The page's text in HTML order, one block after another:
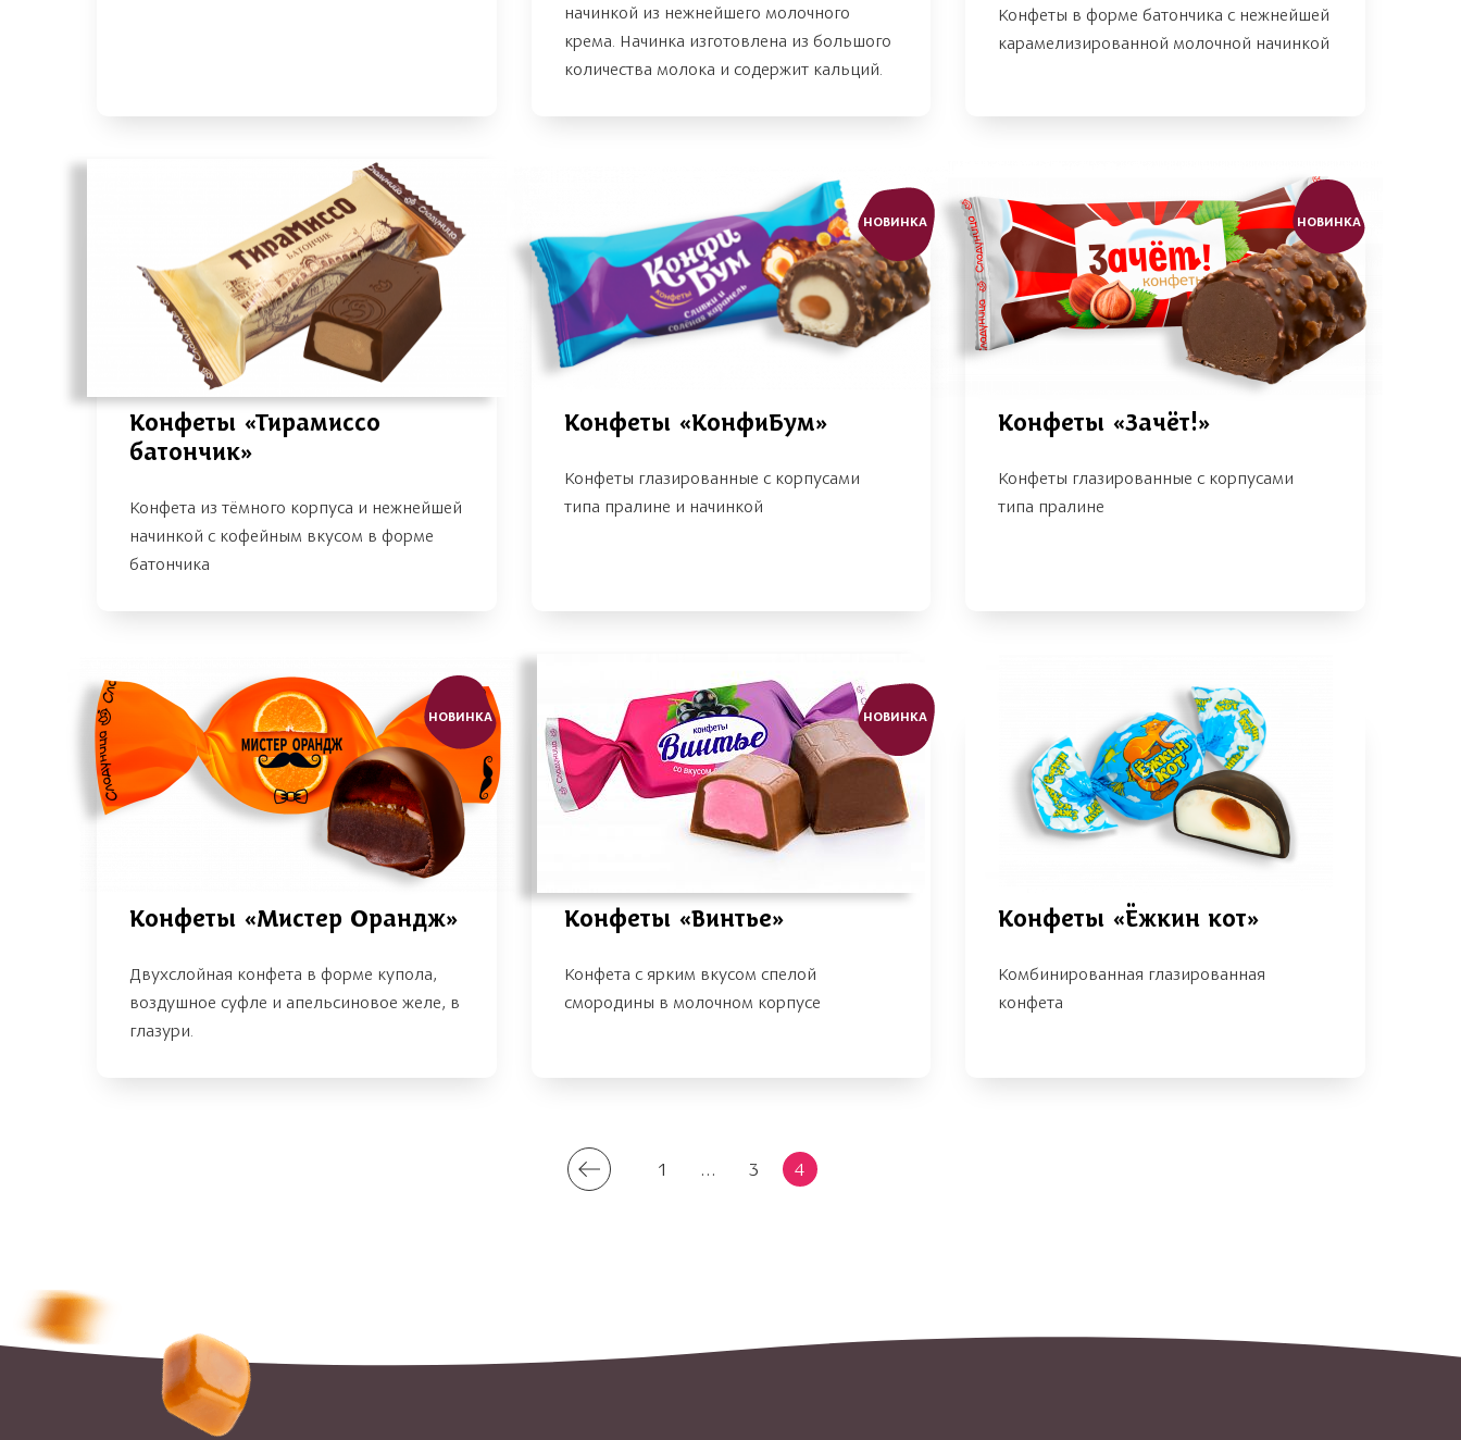
начинкой из нежнейшего молочного
крема. Начинка изготовлена из большого
количества молока и содержит кальций.
Конфеты в форме батончика с нежнейшей
карамелизированной молочной начинкой
Конфеты «Тирамиссо
батончик»
Конфета из тёмного корпуса и нежнейшей
начинкой с кофейным вкусом в форме
батончика
НОВИНКА
Конфеты «КонфиБум»
Конфеты глазированные с корпусами
типа пралине и начинкой
НОВИНКА
Конфеты «Зачёт!»
Конфеты глазированные с корпусами
типа пралине
НОВИНКА
Конфеты «Мистер Орандж»
Двухслойная конфета в форме купола,
воздушное суфле и апельсиновое желе, в
глазури.
НОВИНКА
Конфеты «Винтье»
Конфета с ярким вкусом спелой
смородины в молочном корпусе
Конфеты «Ёжкин кот»
Комбинированная глазированная
конфета
1 ... 3 4